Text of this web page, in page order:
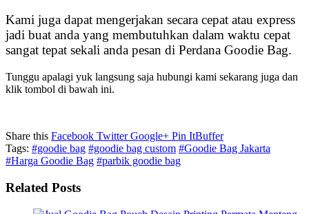
Kami juga dapat mengerjakan secara cepat atau express
jadi buat anda yang membutuhkan dalam waktu cepat
sangat tepat sekali anda pesan di Perdana Goodie Bag.
Tunggu apalagi yuk langsung saja hubungi kami sekarang juga dan
klik tombol di bawah ini.
Share this Facebook TwitterGoogle+ Pin ItBuffer
Tags: #goodie bag #goodie bag custom #Goodie Bag Jakarta
#Harga Goodie Bag #parbik goodie bag
Related Posts